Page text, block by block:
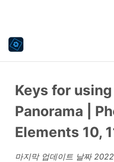
Keys for
Panorama |
Elements 10,
마지막 업데이트 날짜